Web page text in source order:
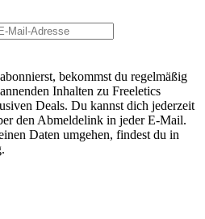
bekommst du regelmäßig
Inhalten zu Freeletics
Deals. Du kannst dich jederzeit
den Abmeldelink in jeder E-Mail.
Daten umgehen, findest du in